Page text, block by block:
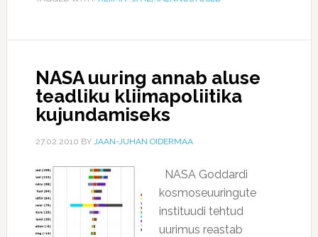
NASA uuring annab aluse
teadliku kliimapoliitika
kujundamiseks
27.02.2010 BY JAAN-JUHAN OIDERMAA
NASA Goddardi
kosmoseuuringute
instituudi tehtud
uurimus reastab